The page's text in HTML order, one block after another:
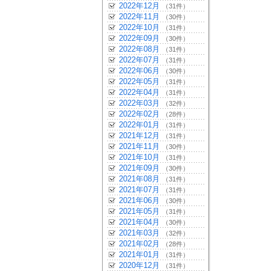
2022年12月 （31件）
2022年11月 （30件）
2022年10月 （31件）
2022年09月 （30件）
2022年08月 （31件）
2022年07月 （31件）
2022年06月 （30件）
2022年05月 （31件）
2022年04月 （31件）
2022年03月 （32件）
2022年02月 （28件）
2022年01月 （31件）
2021年12月 （31件）
2021年11月 （30件）
2021年10月 （31件）
2021年09月 （30件）
2021年08月 （31件）
2021年07月 （31件）
2021年06月 （30件）
2021年05月 （31件）
2021年04月 （30件）
2021年03月 （32件）
2021年02月 （28件）
2021年01月 （31件）
2020年12月 （31件）